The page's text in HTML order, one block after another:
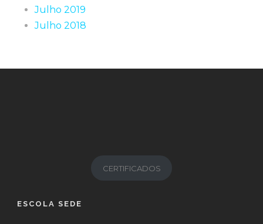
Julho 2019
Julho 2018
CERTIFICADOS
ESCOLA SEDE